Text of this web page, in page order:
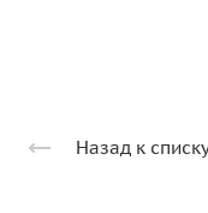
Назад к